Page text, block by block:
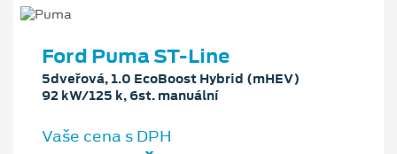
Ford Puma ST-Line
5dveřová, 1.0 EcoBoost Hybrid (mHEV)
92 kW/125 k, 6st. manuální
Vaše cena s DPH